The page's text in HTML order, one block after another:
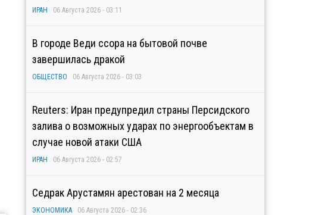
ИРАН 06 Августа 2026 - 03:11
В городе Веди ссора на бытовой почве
завершилась дракой
ОБЩЕСТВО 06 Августа 2026 - 03:03
Reuters: Иран предупредил страны Персидского
залива о возможных ударах по энергообъектам в
случае новой атаки США
ИРАН 06 Августа 2026 - 02:57
Седрак Арустамян арестован на 2 месяца
ЭКОНОМИКА 06 Августа 2026 - 02:36